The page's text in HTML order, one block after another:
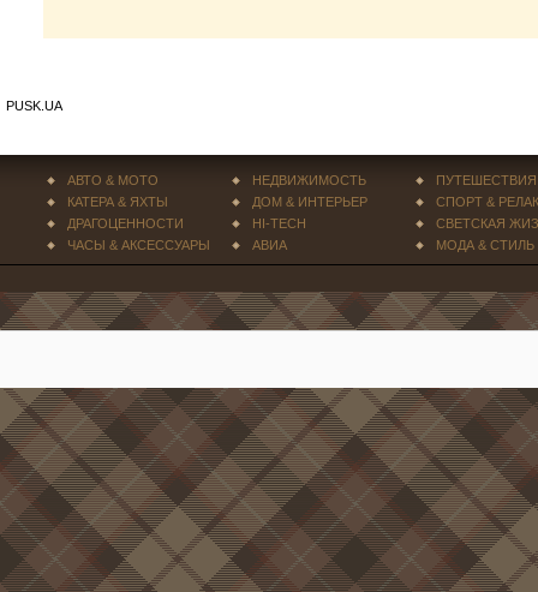
PUSK.UA
АВТО & МОТО
КАТЕРА & ЯХТЫ
ДРАГОЦЕННОСТИ
ЧАСЫ & АКСЕССУАРЫ
НЕДВИЖИМОСТЬ
ДОМ & ИНТЕРЬЕР
HI-TECH
АВИА
ПУТЕШЕСТВИЯ
СПОРТ &
СВЕТСКАЯ
МОДА & СТИЛЬ